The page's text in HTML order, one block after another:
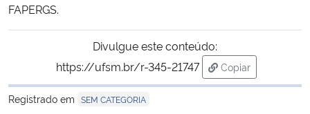
Ministério do Desenvolvimento Regional
Controladoria-Geral da União
Ministério da Mulher, da Família e dos Direitos Humanos
FAPERGS.
Divulgue este conteúdo:
https://ufsm.br/r-345-21747
Copiar
para área de
Registrado em SEM CATEGORIA